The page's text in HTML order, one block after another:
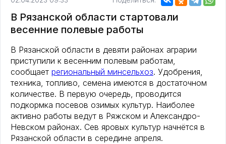
В Рязанской области стартовали
весенние полевые работы
В Рязанской области в девяти районах аграрии
приступили к весенним полевым работам,
сообщает региональный минсельхоз. Удобрения,
техника, топливо, семена имеются в достаточном
количестве. В первую очередь, проводится
подкормка посевов озимых культур. Наиболее
активно работы ведут в Ряжском и Александро-
Невском районах. Сев яровых культур начнётся в
Рязанской области в середине апреля.